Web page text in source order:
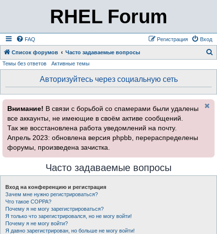
RHEL Forum
FAQ Вход
Регистрация
Список форумов Часто задаваемые вопросы
Темы без ответов Активные темы
Авторизуйтесь через социальную сеть
Внимание! В связи с борьбой со спамерами были удалены
все аккаунты, не имеющие в своём активе сообщений.
Так же восстановлена работа уведомлений на почту.
Апрель 2023: обновлена версия phpbb, перераспределены
форумы, произведена зачистка.
Часто задаваемые вопросы
Вход на конференцию и регистрация
Зачем мне нужно регистрироваться?
Что такое COPPA?
Почему я не могу зарегистрироваться?
Я только что зарегистрировался, но не могу войти!
Почему я не могу войти?
Я давно зарегистрирован, но больше не могу войти!